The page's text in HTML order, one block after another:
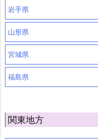
岩手県
山形県
宮城県
福島県
関東地方